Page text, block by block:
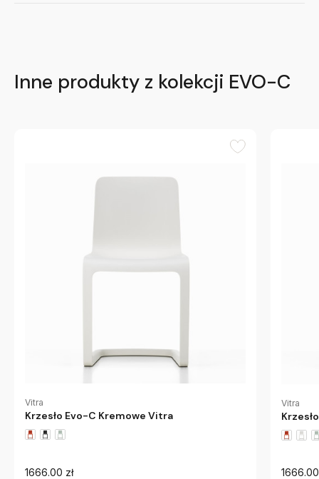
Inne produkty z kolekcji EVO-C
Vitra
Krzesło Evo-C Kremowe Vitra
1666.00 zł
Vitra
1666.00